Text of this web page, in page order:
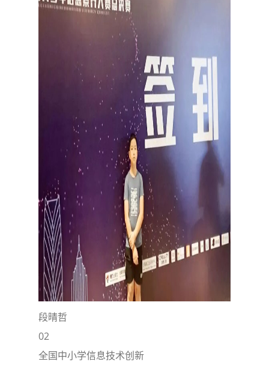
段晴哲
02
全国中小学信息技术创新